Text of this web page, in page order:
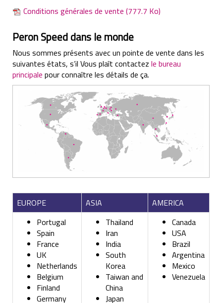
Conditions générales de vente (777.7 Ko)
Peron Speed dans le monde
Nous sommes présents avec un pointe de vente dans les
suivantes états, s’il Vous plaît contactez le bureau
principale pour connaître les détails de ça.
EUROPE ASIA
AMERICA
Portugal
Spain
France
UK
Netherlands
Belgium
Finland
Germany
Thailand
Iran
India
South
Korea
Taiwan and
China
Japan
Canada
USA
Brazil
Argentina
Mexico
Venezuela